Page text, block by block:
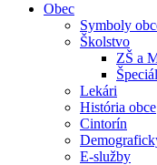
Obec
Symboly
Školstvo
ZŠ a
Lekári
História obce
Cintorín
E-služby